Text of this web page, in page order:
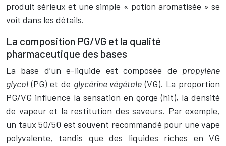
produit sérieux et une simple « potion aromatisée » se
voit dans les détails.
La composition PG/VG et la qualité
pharmaceutique des bases
La base d’un e-liquide est composée de propylène
glycol (PG) et de glycérine végétale (VG). La proportion
PG/VG influence la sensation en gorge (hit), la densité
de vapeur et la restitution des saveurs. Par exemple,
un taux 50/50 est souvent recommandé pour une vape
polyvalente, tandis que des liquides riches en VG